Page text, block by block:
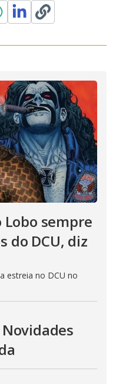
Lobo sempre
do DCU, diz
estreia no DCU no
Novidades